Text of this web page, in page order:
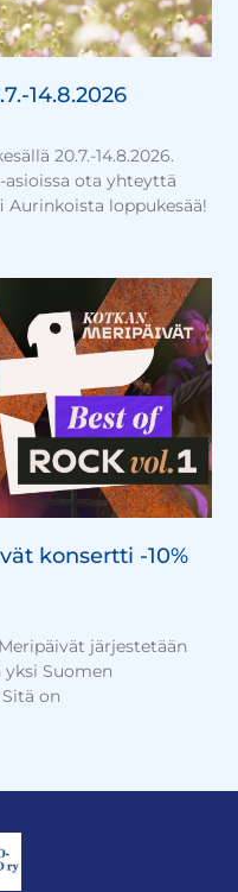
14.8.2026
20.7.-14.8.2026.
asioissa ota yhteyttä
Aurinkoista loppukesää!
konsertti -10%
järjestetään
yksi Suomen
on